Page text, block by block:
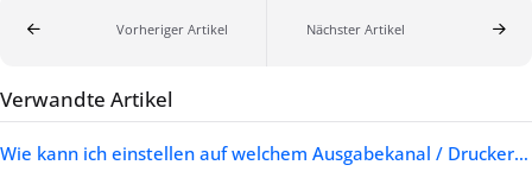
Vorheriger Artikel Nächster Artikel
Verwandte Artikel
Wie kann ich einstellen auf welchem Ausgabekanal / Drucker eine Versandstation standardmäßig druckt ?